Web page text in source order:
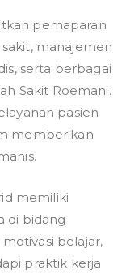
pemaparan
manajemen
serta berbagai
Sakit Roemani.
pasien
memberikan
memiliki
di bidang
belajar,
praktik kerja